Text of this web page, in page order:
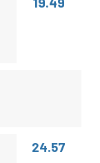
24.57